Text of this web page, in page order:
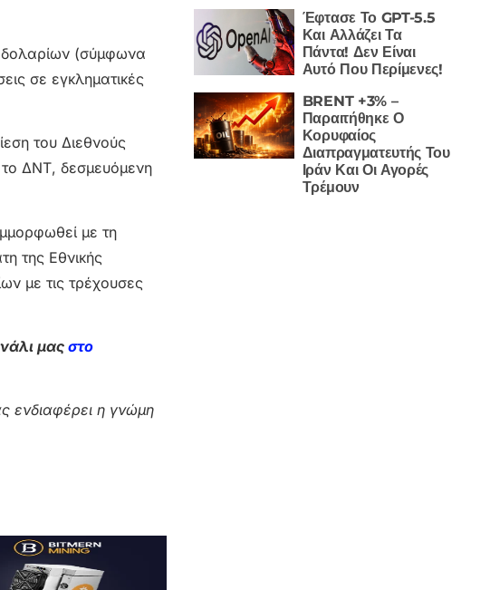
δολαρίων (σύμφωνα
σε εγκληματικές
του Διεθνούς
ΔΝΤ, δεσμευόμενη
με τη
της Εθνικής
με τις τρέχουσες
μας στο
ενδιαφέρει η γνώμη
Έφτασε Το GPT-5.5
Και Αλλάζει Τα
Πάντα! Δεν Είναι
Αυτό Που Περίμενες!
BRENT +3% –
Παραιτήθηκε Ο
Κορυφαίος
Διαπραγματευτής Του
Ιράν Και Οι Αγορές
Τρέμουν